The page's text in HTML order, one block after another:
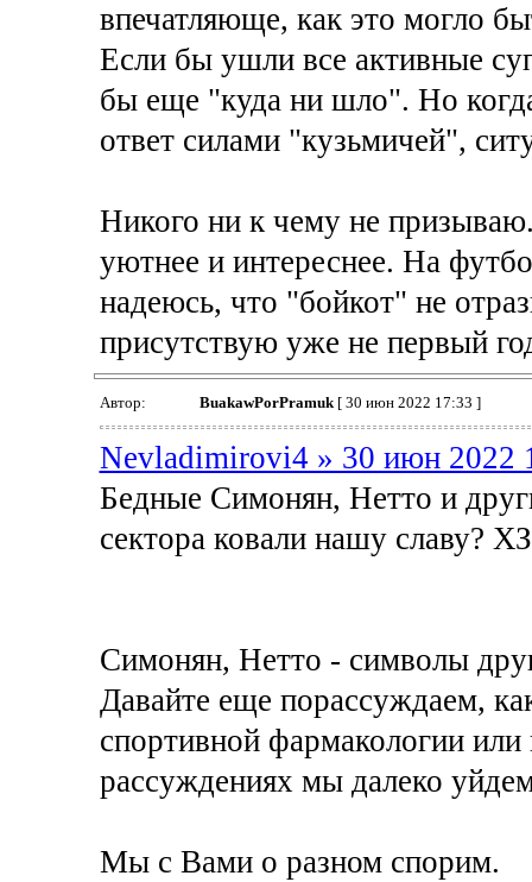
впечатляюще, как это могло
Если бы ушли все активные
бы еще "куда ни шло". Но
ответ силами "кузьмичей",
Никого ни к чему не
уютнее и интереснее. На
надеюсь, что "бойкот" не
присутствую уже не первый
Автор: BuakawPorPramuk[ 30 июн 2022 17:33 ]
Nevladimirovi4 » 30 июн 2022
Бедные Симонян, Нетто и
сектора ковали нашу славу?
Симонян, Нетто - символы
Давайте еще порассуждаем,
спортивной фармакологии
рассуждениях мы далеко
Мы с Вами о разном спорим.